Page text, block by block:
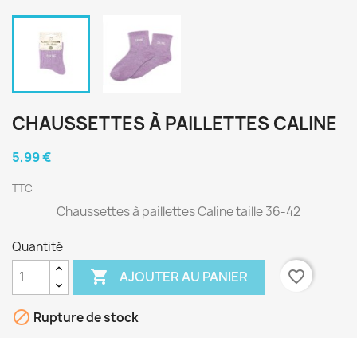
CHAUSSETTES À PAILLETTES CALINE
5,99 €
TTC
Chaussettes à paillettes Caline taille 36-42
Quantité
 AJOUTER AU PANIER favorite_border
 Rupture de stock